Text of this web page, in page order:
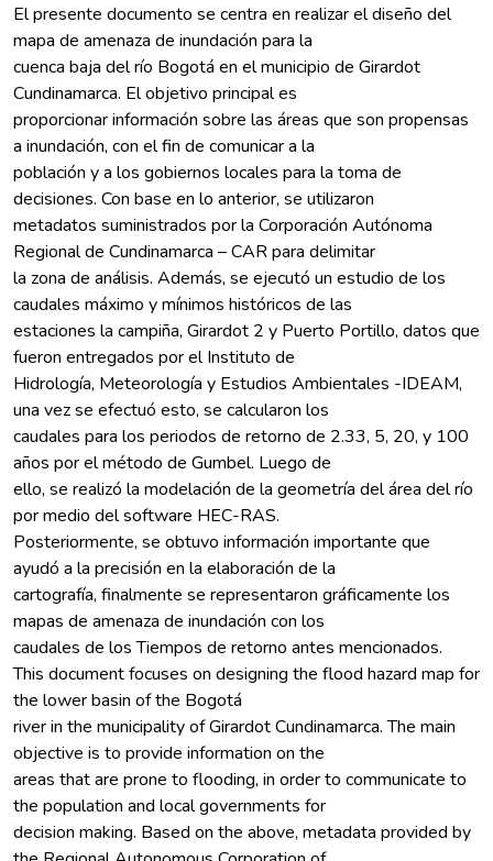
El presente documento se centra en realizar el diseño del
mapa de amenaza de inundación para la
cuenca baja del río Bogotá en el municipio de Girardot
Cundinamarca. El objetivo principal es
proporcionar información sobre las áreas que son propensas
a inundación, con el fin de comunicar a la
población y a los gobiernos locales para la toma de
decisiones. Con base en lo anterior, se utilizaron
metadatos suministrados por la Corporación Autónoma
Regional de Cundinamarca – CAR para delimitar
la zona de análisis. Además, se ejecutó un estudio de los
caudales máximo y mínimos históricos de las
estaciones la campiña, Girardot 2 y Puerto Portillo, datos que
fueron entregados por el Instituto de
Hidrología, Meteorología y Estudios Ambientales -IDEAM,
una vez se efectuó esto, se calcularon los
caudales para los periodos de retorno de 2.33, 5, 20, y 100
años por el método de Gumbel. Luego de
ello, se realizó la modelación de la geometría del área del río
por medio del software HEC-RAS.
Posteriormente, se obtuvo información importante que
ayudó a la precisión en la elaboración de la
cartografía, finalmente se representaron gráficamente los
mapas de amenaza de inundación con los
caudales de los Tiempos de retorno antes mencionados.
This document focuses on designing the flood hazard map for
the lower basin of the Bogotá
river in the municipality of Girardot Cundinamarca. The main
objective is to provide information on the
areas that are prone to flooding, in order to communicate to
the population and local governments for
decision making. Based on the above, metadata provided by